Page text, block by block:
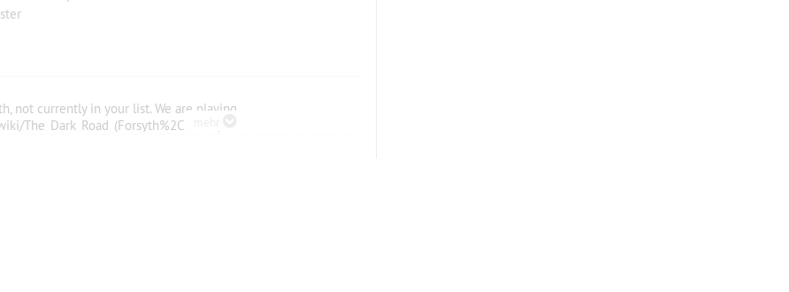
not currently in your list. We are playing
The_Dark_Road_(Forsyth%2C_Cecil)